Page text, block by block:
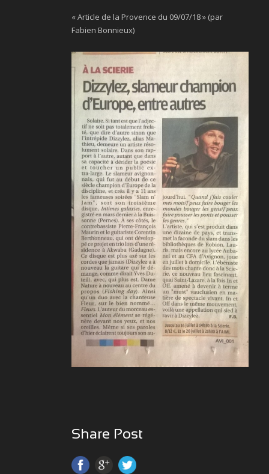
« Article de la Provence du 09/07/18 » (par
Fabien Bonnieux)
Share Post